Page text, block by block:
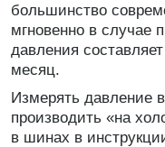
большинство
мгновенно в случае
давления
месяц.
Измерять давление
производить «на
в шинах в